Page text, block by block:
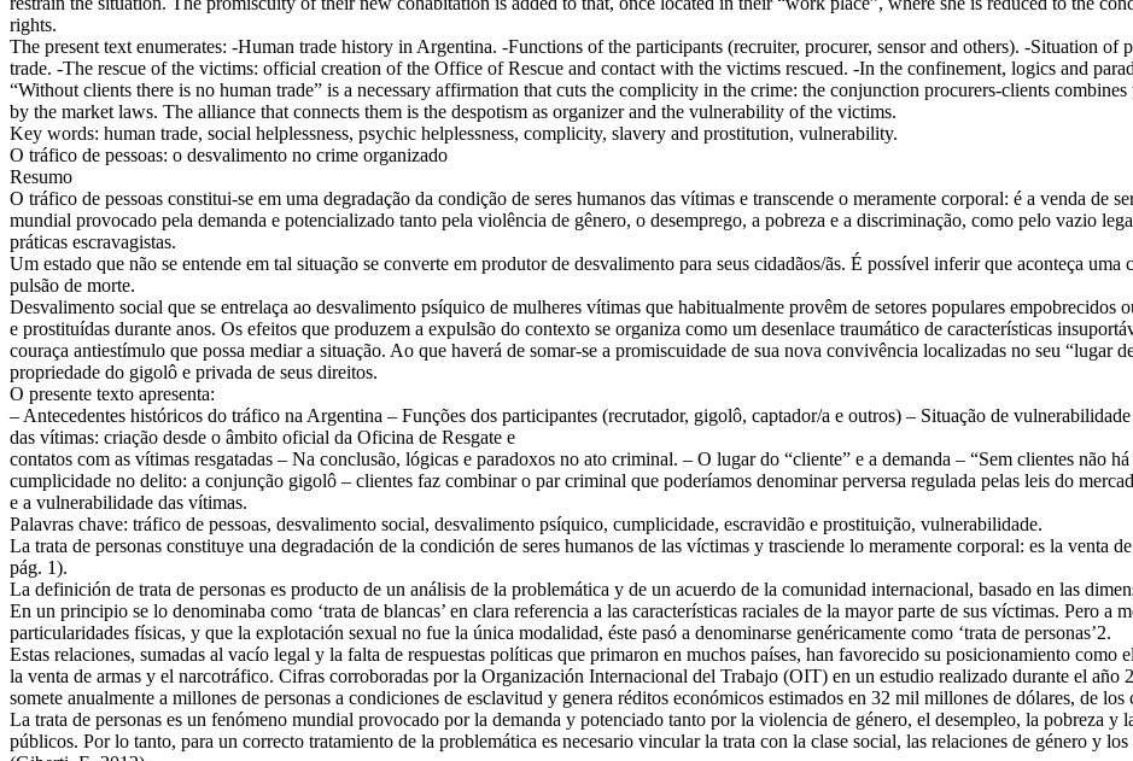
rights.
The present text enumerates: -Human trade history in Argentina. -Functions of the participants (recruiter, procurer, sensor and others). -Situation
trade. -The rescue of the victims: official creation of the Office of Rescue and contact with the victims rescued. -In the confinement, logics and
“Without clients there is no human trade” is a necessary affirmation that cuts the complicity in the crime: the conjunction procurers-clients
by the market laws. The alliance that connects them is the despotism as organizer and the vulnerability of the victims.
Key words: human trade, social helplessness, psychic helplessness, complicity, slavery and prostitution, vulnerability.
O tráfico de pessoas: o desvalimento no crime organizado
Resumo
O tráfico de pessoas constitui-se em uma degradação da condição de seres humanos das vítimas e transcende o meramente corporal: é a venda de
mundial provocado pela demanda e potencializado tanto pela violência de gênero, o desemprego, a pobreza e a discriminação, como pelo vazio
práticas escravagistas.
Um estado que não se entende em tal situação se converte em produtor de desvalimento para seus cidadãos/ãs. É possível inferir que aconteça uma
pulsão de morte.
Desvalimento social que se entrelaça ao desvalimento psíquico de mulheres vítimas que habitualmente provêm de setores populares empobrecidos
e prostituídas durante anos. Os efeitos que produzem a expulsão do contexto se organiza como um desenlace traumático de características
couraça antiestímulo que possa mediar a situação. Ao que haverá de somar-se a promiscuidade de sua nova convivência localizadas no seu “lugar
propriedade do gigolô e privada de seus direitos.
O presente texto apresenta:
– Antecedentes históricos do tráfico na Argentina – Funções dos participantes (recrutador, gigolô, captador/a e outros) – Situação de
das vítimas: criação desde o âmbito oficial da Oficina de Resgate e
contatos com as vítimas resgatadas – Na conclusão, lógicas e paradoxos no ato criminal. – O lugar do “cliente” e a demanda – “Sem clientes não
cumplicidade no delito: a conjunção gigolô – clientes faz combinar o par criminal que poderíamos denominar perversa regulada pelas leis do
e a vulnerabilidade das vítimas.
Palavras chave: tráfico de pessoas, desvalimento social, desvalimento psíquico, cumplicidade, escravidão e prostituição, vulnerabilidade.
La trata de personas constituye una degradación de la condición de seres humanos de las víctimas y trasciende lo meramente corporal: es la venta
pág. 1).
La definición de trata de personas es producto de un análisis de la problemática y de un acuerdo de la comunidad internacional, basado en las
En un principio se lo denominaba como ‘trata de blancas’ en clara referencia a las características raciales de la mayor parte de sus víctimas. Pero a
particularidades físicas, y que la explotación sexual no fue la única modalidad, éste pasó a denominarse genéricamente como ‘trata de personas’2.
Estas relaciones, sumadas al vacío legal y la falta de respuestas políticas que primaron en muchos países, han favorecido su posicionamiento como
la venta de armas y el narcotráfico. Cifras corroboradas por la Organización Internacional del Trabajo (OIT) en un estudio realizado durante el año
somete anualmente a millones de personas a condiciones de esclavitud y genera réditos económicos estimados en 32 mil millones de dólares, de
La trata de personas es un fenómeno mundial provocado por la demanda y potenciado tanto por la violencia de género, el desempleo, la pobreza y
públicos. Por lo tanto, para un correcto tratamiento de la problemática es necesario vincular la trata con la clase social, las relaciones de género y